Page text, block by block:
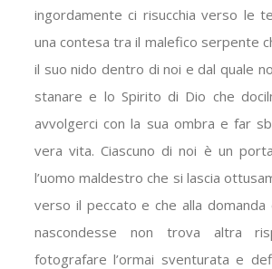
ingordamente ci risucchia verso le
una contesa tra il malefico serpente
il suo nido dentro di noi e dal quale
stanare e lo Spirito di Dio che
avvolgerci con la sua ombra e far
vera vita. Ciascuno di noi è un
l’uomo maldestro che si lascia
verso il peccato e che alla domanda
nascondesse non trova altra
fotografare l’ormai sventurata e